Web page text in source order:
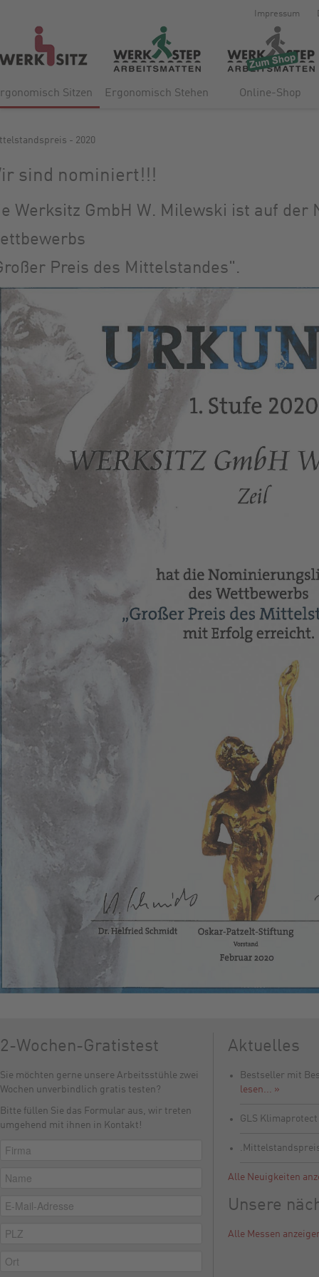
Impressum
Sitzen Ergonomisch Stehen Online-Shop
- 2020
sind nominiert!!!
Werksitz GmbH W. Milewski ist auf der
Preis des Mittelstandes".
2-Wochen-Gratistest
Sie möchten gerne unsere Arbeitsstühle zwei
Wochen unverbindlich gratis testen?
Bitte füllen Sie das Formular aus, wir treten
umgehend mit ihnen in Kontakt!
Aktuelles
Bestseller mit
lesen... »
GLS Klimaprotect
Alle Neuigkeiten
Unsere
Alle Messen